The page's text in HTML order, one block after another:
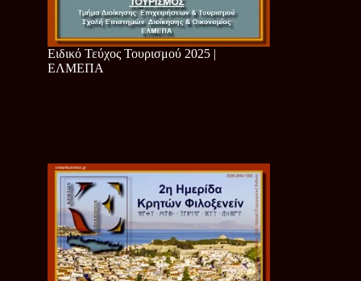
Ειδικό Τεύχος Τουρισμού 2025 |
ΕΛΜΕΠΑ